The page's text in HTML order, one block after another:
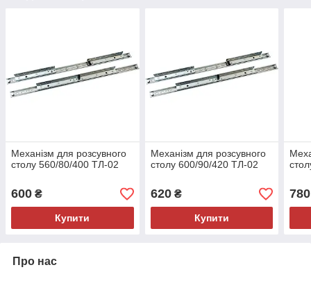
Механізм для розсувного
столу 560/80/400 ТЛ-02
600 ₴
Купити
Механізм для розсувного
столу 600/90/420 ТЛ-02
620₴
Купити
780
Про нас